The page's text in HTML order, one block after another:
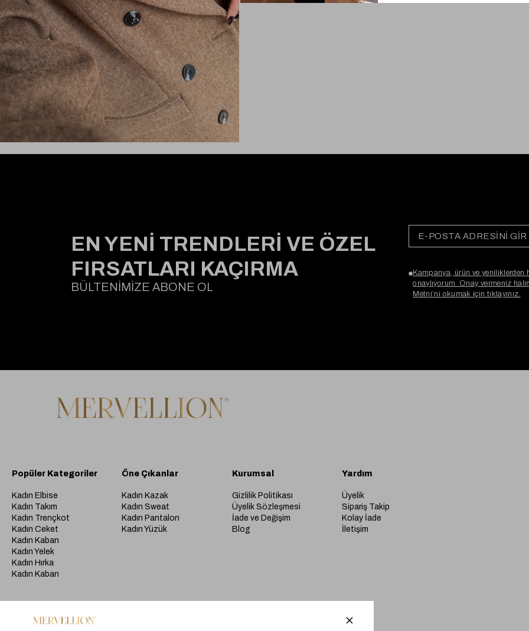
EN YENİ TRENDLERİ VE ÖZEL
FIRSATLARI KAÇIRMA
BÜLTENİMİZE ABONE OL
Kampanya, ürün ve yeniliklerden
onaylıyorum. Onay vermeniz
Metni’ni okumak için tıklayınız.
Popüler Kategoriler
Kadın Elbise
Kadın Takım
Kadın Trençkot
Kadın Ceket
Kadın Kaban
Kadın Yelek
Kadın Hırka
Kadın Kaban
Öne Çıkanlar
Kadın Kazak
Kadın Sweat
Kadın Pantalon
Kadın Yüzük
Kurumsal
Gizlilik Politikası
Üyelik Sözleşmesi
İade ve Değişim
Blog
Yardım
Üyelik
Sipariş Takip
Kolay İade
İletişim